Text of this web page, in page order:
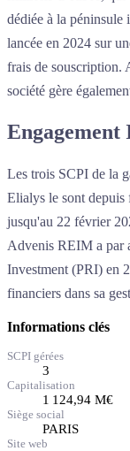
dédiée à la péninsule
lancée en 2024 sur
frais de souscription.
société gère
Engagement
Les trois SCPI de la
Elialys le sont depuis
jusqu'au 22 février
Advenis REIM a par
Investment (PRI) en
financiers dans sa
Informations clés
SCPI gérées
3
Capitalisation
1 124,94 M€
Siège social
PARIS
Site web